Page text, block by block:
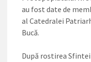
au fost date de
al Catedralei
Bucă.
După rostirea